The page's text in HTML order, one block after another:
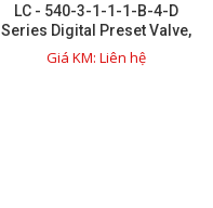
LC - 540-3-1-1-1-B-4-D
Series Digital Preset Valve,
3in 150# Flat face flange
(Ductile Iron, FF), 24VDC - 3
Giá KM: Liên hệ